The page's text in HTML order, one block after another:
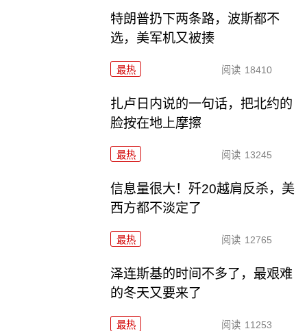
特朗普扔下两条路，波斯都不
选，美军机又被揍
最热 阅读 18410
扎卢日内说的一句话，把北约的
脸按在地上摩擦
最热 阅读 13245
信息量很大！歼20越肩反杀，美
西方都不淡定了
最热 阅读 12765
泽连斯基的时间不多了，最艰难
的冬天又要来了
最热 阅读 11253